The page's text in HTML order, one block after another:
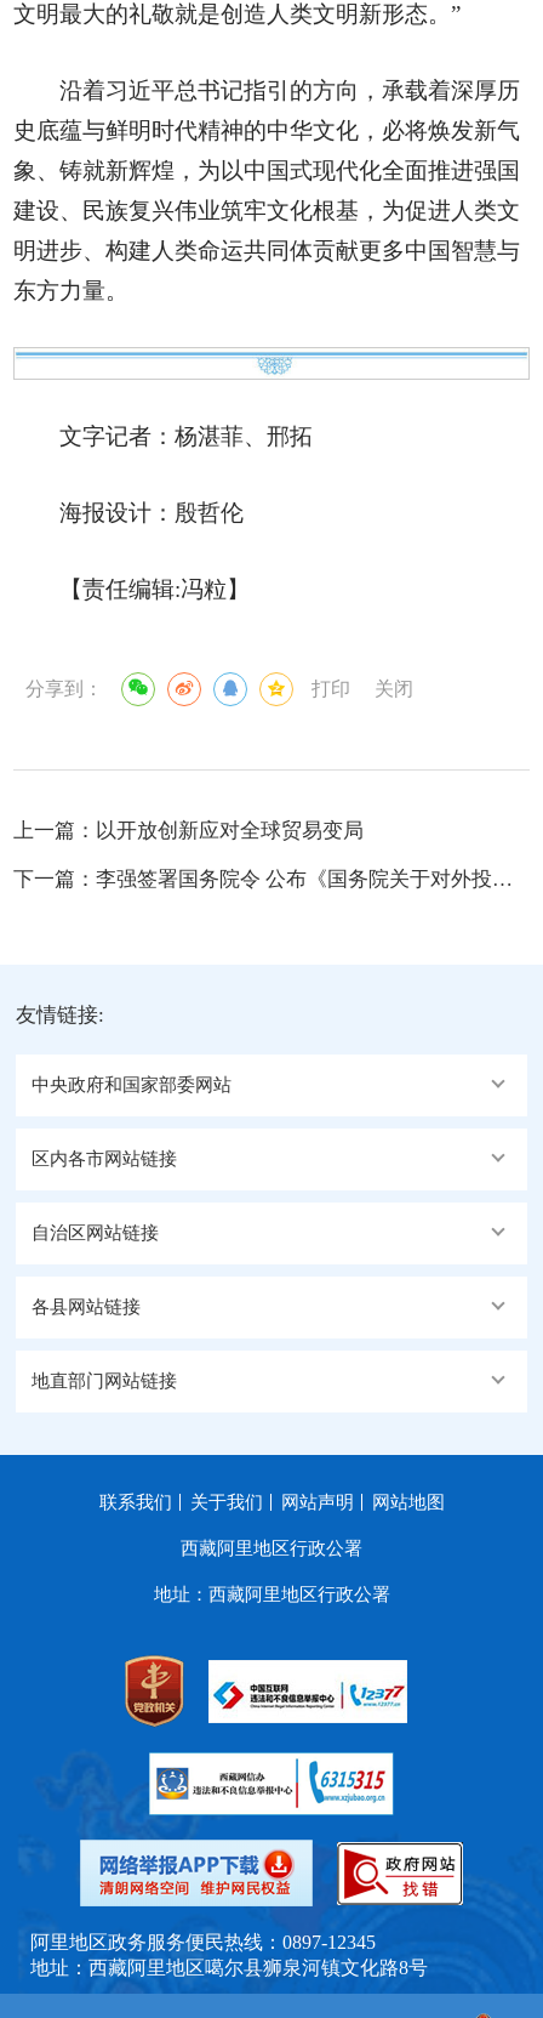
文明最大的礼敬就是创造人类文明新形态。”
沿着习近平总书记指引的方向，承载着深厚历
史底蕴与鲜明时代精神的中华文化，必将焕发新气
象、铸就新辉煌，为以中国式现代化全面推进强国
建设、民族复兴伟业筑牢文化根基，为促进人类文
明进步、构建人类命运共同体贡献更多中国智慧与
东方力量。
文字记者：杨湛菲、邢拓
海报设计：殷哲伦
【责任编辑:冯粒】
分享到： 打印 关闭
上一篇： 以开放创新应对全球贸易变局
下一篇： 李强签署国务院令 公布《国务院关于对外投资的规定》
友情链接:
中央政府和国家部委网站
区内各市网站链接
自治区网站链接
各县网站链接
地直部门网站链接
联系我们 关于我们 网站声明 网站地图
西藏阿里地区行政公署
地址：西藏阿里地区行政公署
阿里地区政务服务便民热线：0897-12345
地址：西藏阿里地区噶尔县狮泉河镇文化路8号